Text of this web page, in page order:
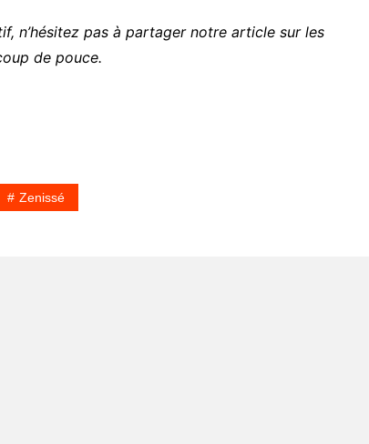
n’hésitez pas à partager notre article sur les
de pouce.
Zenissé